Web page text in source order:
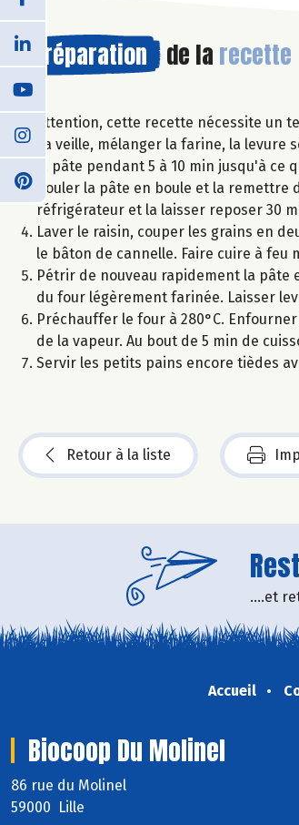
Préparation de la recette
Attention, cette recette nécessite un
La veille, mélanger la farine, la
la pâte pendant 5 à 10 min jusqu'à ce
Rouler la pâte en boule et la
réfrigérateur et la laisser reposer 30
Laver le raisin, couper les grains en
le bâton de cannelle. Faire cuire à
Pétrir de nouveau rapidement la pâte
du four légèrement farinée. Laisser
Préchauffer le four à 280°C.
de la vapeur. Au bout de 5 min de
Servir les petits pains encore tièdes
Retour à la liste
....et
Accueil
Biocoop Du Molinel
86 rue du Molinel
59000 Lille